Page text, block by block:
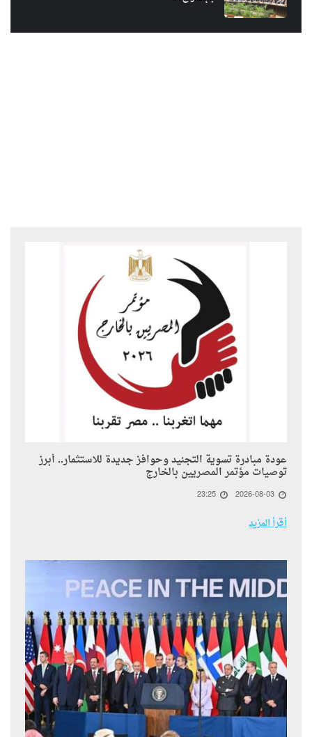
عودة مبادرة تسوية التجنيد وحوافز جديدة للاستثمار.. أبرز
توصيات مؤتمر المصريين بالخارج
2026-08-03
23:25
أقرأ المزيد